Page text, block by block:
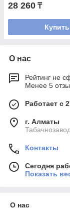
28 260 ₸
Купить
О нас
Рейтинг не
Менее 5
Работает с
г. Алматы
Контакты
Сегодня
Показать
О нас